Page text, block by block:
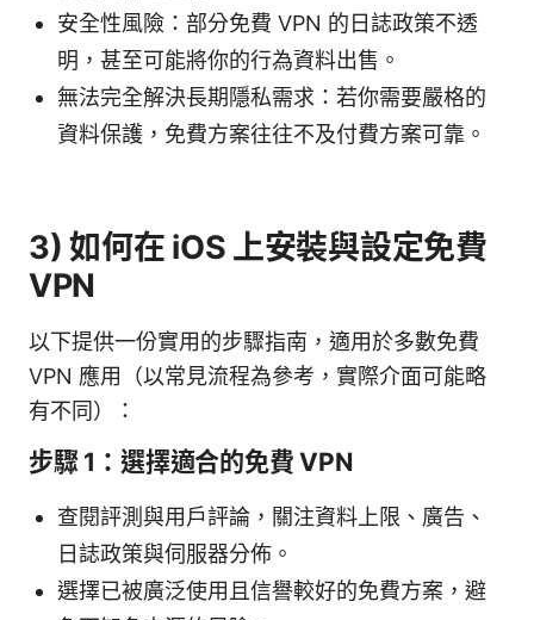
安全性風險：部分免費 VPN 的日誌政策不透
明，甚至可能將你的行為資料出售。
無法完全解決長期隱私需求：若你需要嚴格的
資料保護，免費方案往往不及付費方案可靠。
3) 如何在 iOS 上安裝與設定免費
VPN
以下提供一份實用的步驟指南，適用於多數免費
VPN 應用（以常見流程為參考，實際介面可能略
有不同）：
步驟 1：選擇適合的免費 VPN
查閱評測與用戶評論，關注資料上限、廣告、
日誌政策與伺服器分佈。
選擇已被廣泛使用且信譽較好的免費方案，避